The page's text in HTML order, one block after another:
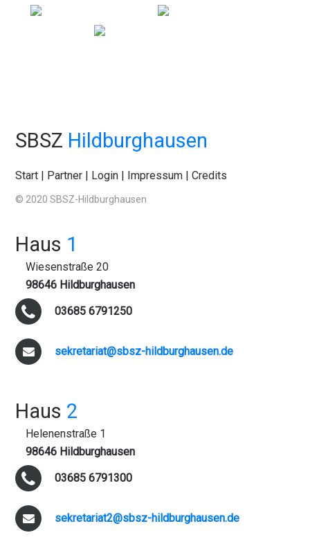
SBSZ Hildburghausen
Start | Partner | Login | Impressum |Credits
© 2020 SBSZ-Hildburghausen
Haus 1
Wiesenstraße 20
98646 Hildburghausen
03685 6791250
sekretariat@sbsz-hildburghausen.de
Haus 2
Helenenstraße 1
98646 Hildburghausen
03685 6791300
sekretariat2@sbsz-hildburghausen.de